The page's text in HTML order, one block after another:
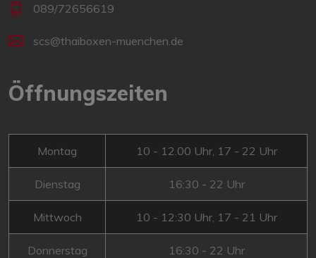
089/72656619
scs@thaiboxen-muenchen.de
Öffnungszeiten
Montag 10 - 12.00 Uhr, 17 - 22 Uhr
Dienstag 16:30 - 22 Uhr
Mittwoch 10 - 12:30 Uhr, 17 - 21 Uhr
Donnerstag 16:30 - 22 Uhr